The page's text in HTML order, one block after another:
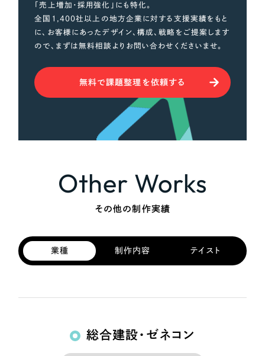
「売上増加・採用強化」にも特化。
全国1,400社以上の地方企業に対する支援実績をもと
に、お客様にあったデザイン、構成、戦略をご提案します
ので、まずは無料相談よりお問い合わせくださいませ。
無料で課題整理を依頼する
Other Works
その他の制作実績
業種 制作内容 テイスト
総合建設・ゼネコン